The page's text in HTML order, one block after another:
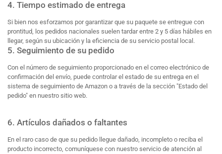
4. Tiempo estimado de entrega
Si bien nos esforzamos por garantizar que su paquete se entregue con
prontitud, los pedidos nacionales suelen tardar entre 2 y 5 días hábiles en
llegar, según su ubicación y la eficiencia de su servicio postal local.
5. Seguimiento de su pedido
Con el número de seguimiento proporcionado en el correo electrónico de
confirmación del envío, puede controlar el estado de su entrega en el
sistema de seguimiento de Amazon o a través de la sección "Estado del
pedido" en nuestro sitio web.
6. Artículos dañados o faltantes
En el raro caso de que su pedido llegue dañado, incompleto o reciba el
producto incorrecto, comuníquese con nuestro servicio de atención al